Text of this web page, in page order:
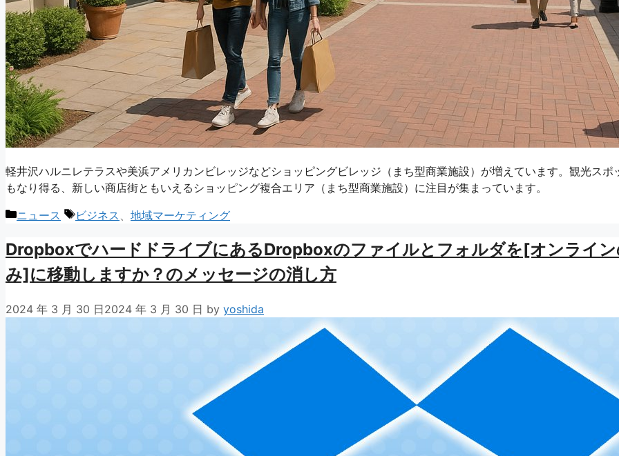
軽井沢ハルニレテラスや美浜アメリカンビレッジなどショッピングビレッジ（まち型商業施設）が増えています。観光スポ
もなり得る、新しい商店街ともいえるショッピング複合エリア（まち型商業施設）に注目が集まっています。
カ
ゴ
ー
ニュース
タ
ビジネス 地域マーケティング
DropboxでハードドライブにあるDropboxのファイルとフォルダを[オンライ
み]に移動しますか？のメッセージの消し方
2024 年 3 月 30 日2024 年 3 月 30 日 by yoshida